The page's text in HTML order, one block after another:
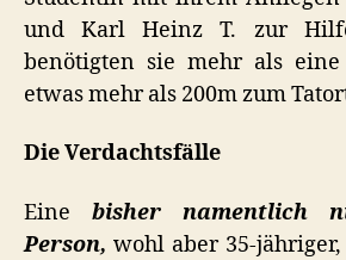
und Karl Heinz T. zur
benötigten sie mehr als
etwas mehr als 200m zum
Die Verdachtsfälle
Eine bisher namentlich
Person, wohl aber 35-